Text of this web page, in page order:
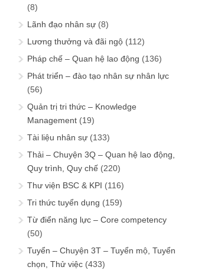
(8)
Lãnh đạo nhân sự (8)
Lương thưởng và đãi ngộ (112)
Pháp chế – Quan hệ lao động (136)
Phát triển – đào tạo nhân sự nhân lực
(56)
Quản trị tri thức – Knowledge
Management (19)
Tài liệu nhân sự (133)
Thải – Chuyện 3Q – Quan hệ lao động,
Quy trình, Quy chế (220)
Thư viện BSC & KPI (116)
Tri thức tuyển dụng (159)
Từ điển năng lực – Core competency
(50)
Tuyển – Chuyện 3T – Tuyển mộ, Tuyển
chọn, Thử việc (433)